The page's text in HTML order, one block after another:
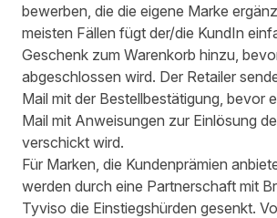
bewerben, die die eigene Marke
meisten Fällen fügt der/die KundIn
Geschenk zum Warenkorb hinzu,
abgeschlossen wird. Der Retailer
Mail mit der Bestellbestätigung, bevor
Mail mit Anweisungen zur Einlösung
verschickt wird.
Für Marken, die Kundenprämien
werden durch eine Partnerschaft mit
Tyviso die Einstiegshürden gesenkt.